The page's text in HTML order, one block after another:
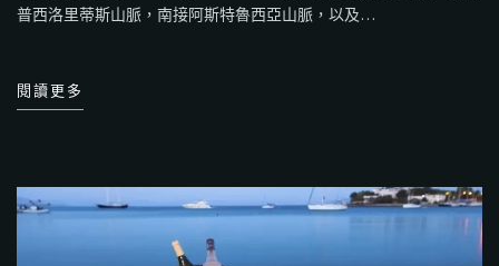
普西洛里蒂斯山脈，南接阿斯特魯西亞山脈，以及…
閱讀更多